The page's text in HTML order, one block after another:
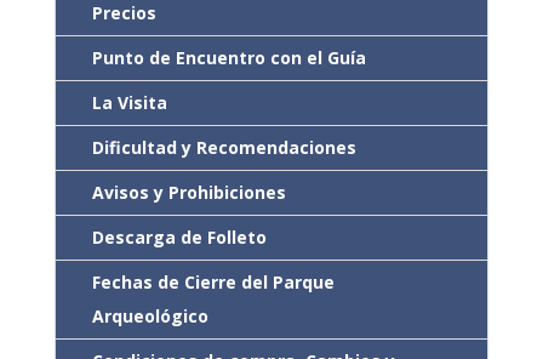
Precios
Punto de Encuentro con el Guía
La Visita
Dificultad y Recomendaciones
Avisos y Prohibiciones
Descarga de Folleto
Fechas de Cierre del Parque
Arqueológico